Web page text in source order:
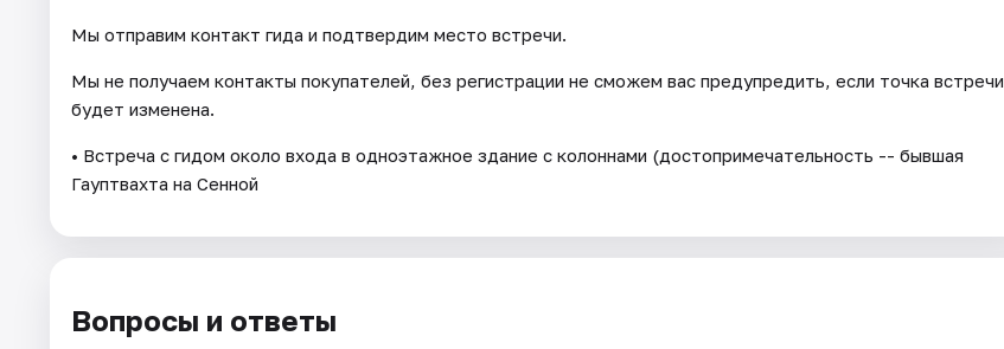
Мы отправим контакт гида и подтвердим место встречи.
Мы не получаем контакты покупателей, без регистрации не сможем вас предупредить, если точка встречи
будет изменена.
• Встреча с гидом около входа в одноэтажное здание с колоннами (достопримечательность -- бывшая
Гауптвахта на Сенной
Вопросы и ответы